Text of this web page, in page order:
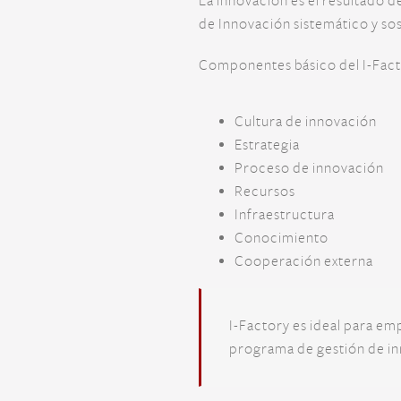
de Innovación sistemático y
Componentes básico del I-
Cultura de innovación
Estrategia
Proceso de innovación
Recursos
Infraestructura
Conocimiento
Cooperación externa
I-Factory es ideal para
programa de gestión de